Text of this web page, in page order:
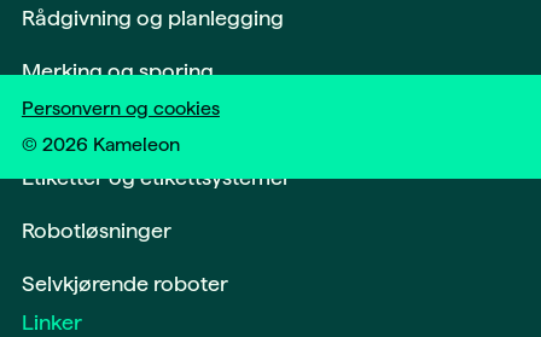
Rådgivning og planlegging
Merking og sporing
Softwareløsninger og digitalisering
Etiketter og etikettsystemer
Robotløsninger
Selvkjørende roboter
Linker
© 2026 Kameleon
Personvern og cookies